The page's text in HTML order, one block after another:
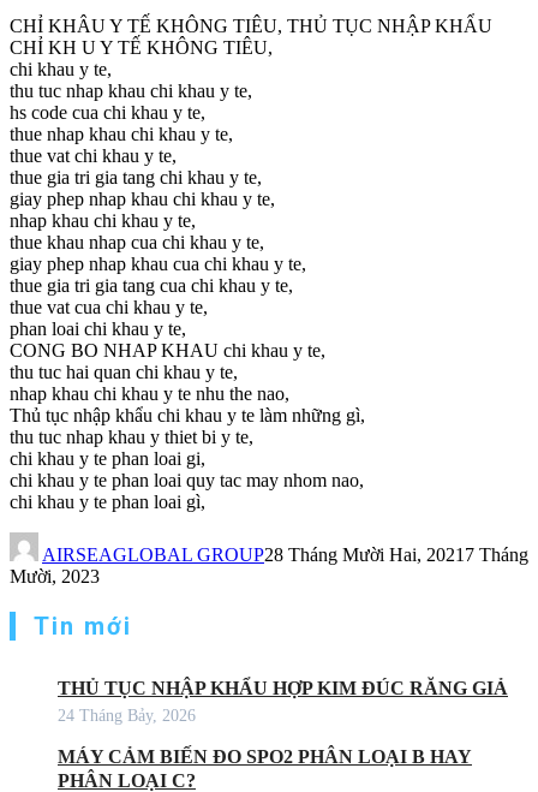
CHỈ KHÂU Y TẾ KHÔNG TIÊU, THỦ TỤC NHẬP KHẨU
CHỈ KH U Y TẾ KHÔNG TIÊU,
chi khau y te,
thu tuc nhap khau chi khau y te,
hs code cua chi khau y te,
thue nhap khau chi khau y te,
thue vat chi khau y te,
thue gia tri gia tang chi khau y te,
giay phep nhap khau chi khau y te,
nhap khau chi khau y te,
thue khau nhap cua chi khau y te,
giay phep nhap khau cua chi khau y te,
thue gia tri gia tang cua chi khau y te,
thue vat cua chi khau y te,
phan loai chi khau y te,
CONG BO NHAP KHAU chi khau y te,
thu tuc hai quan chi khau y te,
nhap khau chi khau y te nhu the nao,
Thủ tục nhập khẩu chi khau y te làm những gì,
thu tuc nhap khau y thiet bi y te,
chi khau y te phan loai gi,
chi khau y te phan loai quy tac may nhom nao,
chi khau y te phan loai gì,
AIRSEAGLOBAL GROUP28 Tháng Mười Hai, 2021 7 Tháng
Mười, 2023
Tin mới
THỦ TỤC NHẬP KHẨU HỢP KIM ĐÚC RĂNG GIẢ
24 Tháng Bảy, 2026
MÁY CẢM BIẾN ĐO SPO2 PHÂN LOẠI B HAY
PHÂN LOẠI C?